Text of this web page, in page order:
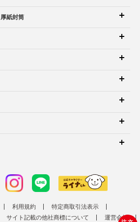
厚紙封筒
利用規約
特定商取引法表示
サイト記載の他社商標について 運営会社